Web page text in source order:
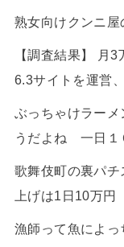
熟女向けクンニ屋
【調査結果】 月
6.3サイトを運営
ぶっちゃけラー
うだよね 一日１
歌舞伎町の裏パ
上げは1日10万円
漁師って魚によ